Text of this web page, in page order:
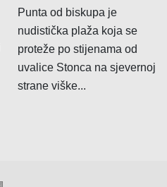
Punta od biskupa je
nudistička plaža koja se
proteže po stijenama od
uvalice Stonca na sjevernoj
strane viške...